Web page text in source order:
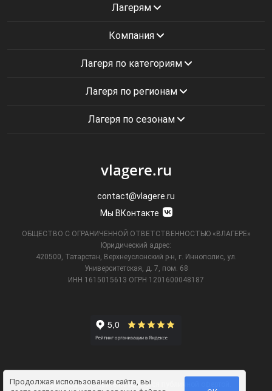
Продолжая использование сайта, вы
Лагерям
Компания
Лагеря по категориям
Лагеря по регионам
Лагеря по сезонам
vlagere.ru
contact@vlagere.ru
Мы ВКонтакте
ОБЩЕСТВО С ОГРАНИЧЕННОЙ ОТВЕТСТВЕННОСТЬЮ «ВЛАГЕРЕ»
Юридический адрес:
420500, Татарстан, Верхнеуслонский р-н, г. Иннополис, ул.
Университетская,
д. 7, пом. 68
ИНН 1615015613 ОГРН 1201600048187
Информация на сайте не является публичной офертой.